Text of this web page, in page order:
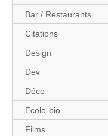
Bar / Restaurants
Citations
Design
Dev
Déco
Ecolo-bio
Films